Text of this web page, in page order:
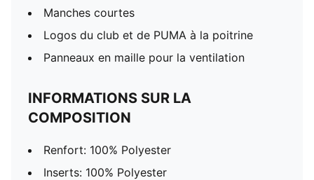
Manches courtes
Logos du club et de PUMA à la poitrine
Panneaux en maille pour la ventilation
INFORMATIONS SUR LA
COMPOSITION
Renfort: 100% Polyester
Inserts: 100% Polyester